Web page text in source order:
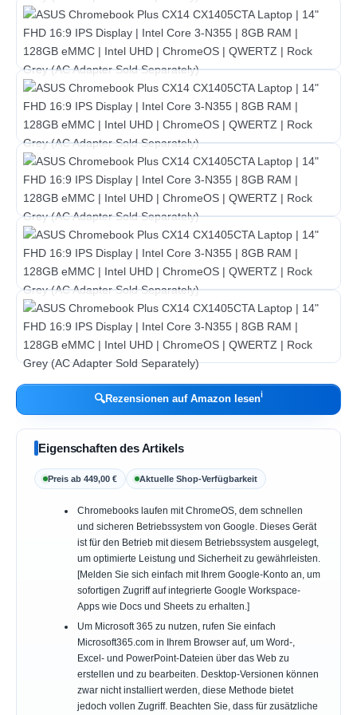
🔍Rezensionen auf Amazon lesenℹ︎
Eigenschaften des Artikels
Preis ab 449,00 € Aktuelle Shop-Verfügbarkeit
Chromebooks laufen mit ChromeOS, dem schnellen
und sicheren Betriebssystem von Google. Dieses Gerät
ist für den Betrieb mit diesem Betriebssystem ausgelegt,
um optimierte Leistung und Sicherheit zu gewährleisten.
[Melden Sie sich einfach mit Ihrem Google-Konto an, um
sofortigen Zugriff auf integrierte Google Workspace-
Apps wie Docs und Sheets zu erhalten.]
Um Microsoft 365 zu nutzen, rufen Sie einfach
Microsoft365.com in Ihrem Browser auf, um Word-,
Excel- und PowerPoint-Dateien über das Web zu
erstellen und zu bearbeiten. Desktop-Versionen können
zwar nicht installiert werden, diese Methode bietet
jedoch vollen Zugriff. Beachten Sie, dass für zusätzliche